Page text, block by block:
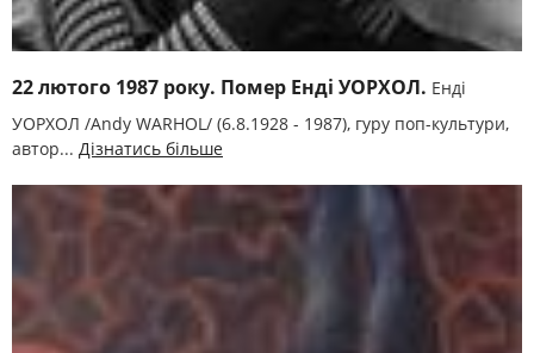
22 лютого 1987 року. Помер Енді УОРХОЛ. Енді
УОРХОЛ /Andy WARHOL/ (6.8.1928 - 1987), гуру поп-культури,
автор... Дізнатись більше